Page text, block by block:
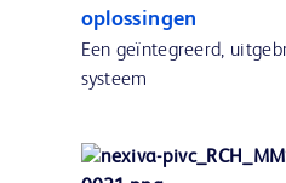
oplossingen
Een geïntegreerd,
systeem